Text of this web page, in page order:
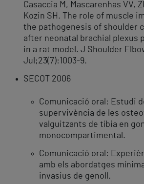
Casaccia M, Mascarenhas VV,
Kozin SH. The role of muscle
the pathogenesis of shoulder
after neonatal brachial plexus
in a rat model. J Shoulder
Jul;23(7):1003-9.
SECOT 2006
Comunicació oral: Estudi
supervivència de les
valguitzants de tíbia en
monocompartimental.
Comunicació oral:
amb els abordatges
invasius de genoll.